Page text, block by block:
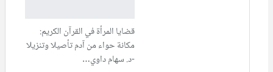
قضايا المرأة في القرآن الكريم:
مكانة حواء من آدم تأصيلا وتنزيلا
-د. سهام داوي…